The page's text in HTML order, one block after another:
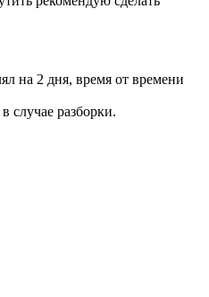
на 2 дня, время от времени
случае разборки.